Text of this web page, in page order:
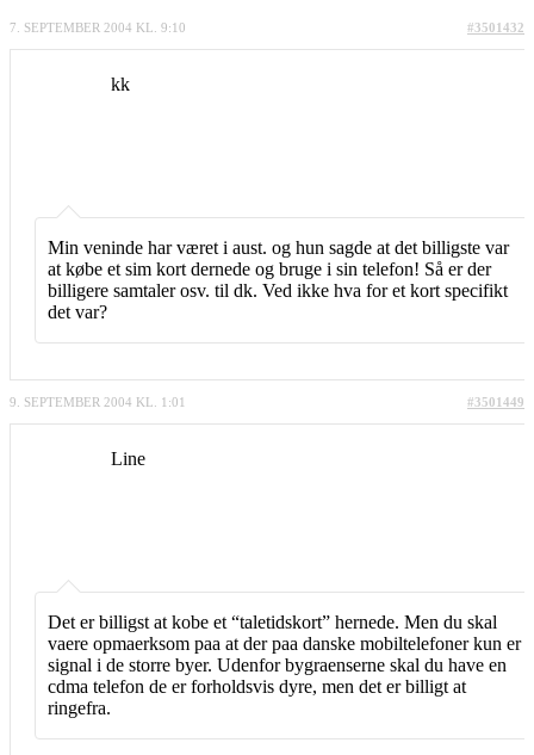
7. SEPTEMBER 2004 KL. 9:10 #3501432
kk
Min veninde har været i aust. og hun sagde at det billigste var
at købe et sim kort dernede og bruge i sin telefon! Så er der
billigere samtaler osv. til dk. Ved ikke hva for et kort specifikt
det var?
9. SEPTEMBER 2004 KL. 1:01 #3501449
Line
Det er billigst at kobe et “taletidskort” hernede. Men du skal
vaere opmaerksom paa at der paa danske mobiltelefoner kun er
signal i de storre byer. Udenfor bygraenserne skal du have en
cdma telefon de er forholdsvis dyre, men det er billigt at
ringefra.